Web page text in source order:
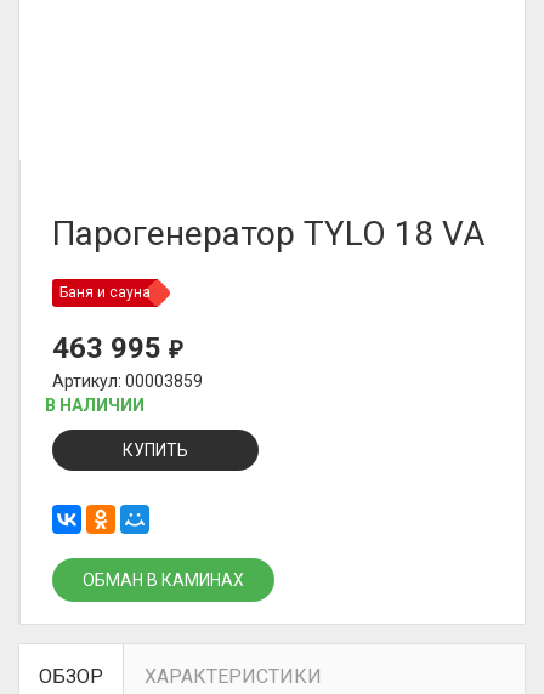
Парогенератор TYLO 18 VA
Баня и сауна
463 995 ₽
Артикул: 00003859
В НАЛИЧИИ
КУПИТЬ
ОБМАН В КАМИНАХ
ОБЗОР ХАРАКТЕРИСТИКИ